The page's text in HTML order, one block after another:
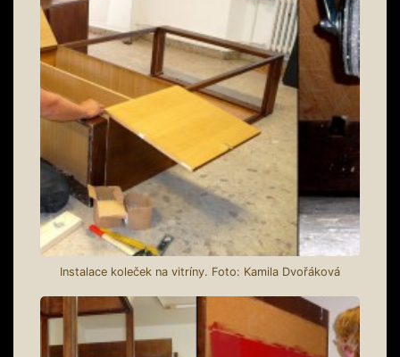
Instalace koleček na vitríny. Foto: Kamila Dvořáková